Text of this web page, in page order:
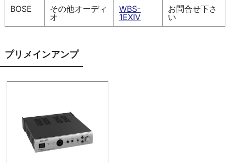
BOSE
その他オーディ
オ
WBS-
1EXIV
お問合せ下さ
い
プリメインアンプ